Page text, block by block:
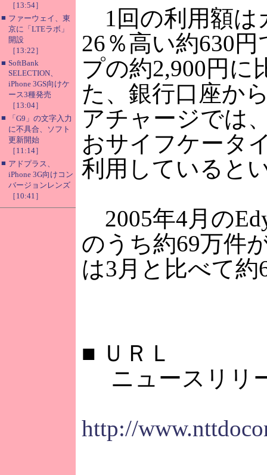
［13:54］
■ ファーウェイ、東
京に「LTEラボ」
開設
［13:22］
■ SoftBank
SELECTION、
iPhone 3GS向けケ
ース3種発売
［13:04］
■
「G9」の文字入力
に不具合、ソフト
更新開始
［11:14］
■ アドプラス、
iPhone 3G向けコン
バージョンレンズ
［10:41］
1回の利用額は
26％高い約630
プの約2,900円に
た、銀行口座か
アチャージでは
おサイフケータ
利用していると
2005年4月の
のうち約69万件
は3月と比べて
■ ＵＲＬ
ニュースリリ
http://